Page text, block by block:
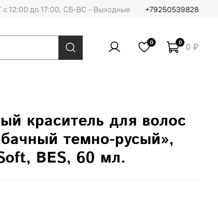
12:00 до 17:00, СБ-ВС - Выходные +79250539828
0 0 0 ₽
краситель для волос
темно-русый»,
BES, 60 мл.